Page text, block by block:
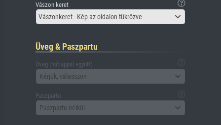
Vászon keret
Vászonkeret - Kép az oldalon tükrözve
Üveg & Paszpartu
Üveg (hátlappal együtt)
Kérjük, válasszon
Paszpartu
Paszpartu nélkül